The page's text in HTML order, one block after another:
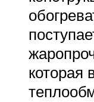
которая